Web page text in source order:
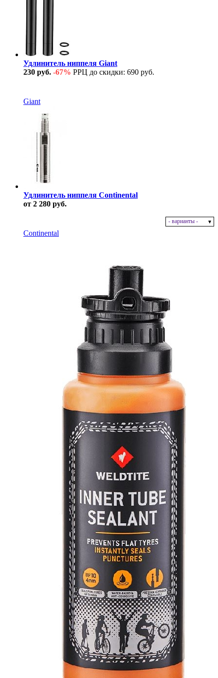
Удлинитель ниппеля Giant
230 руб. -67% РРЦ до скидки: 690 руб.
Giant
Удлинитель ниппеля Continental
от 2 280 руб.
- варианты -
Continental